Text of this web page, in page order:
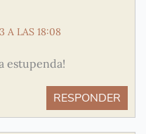
A LAS 18:08
estupenda!
RESPONDER